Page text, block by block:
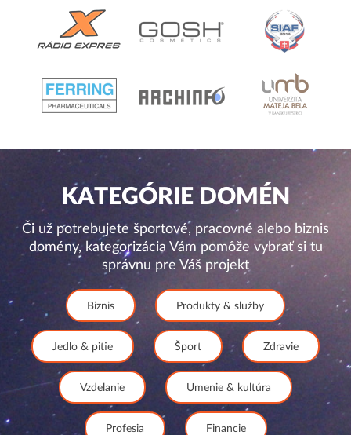
KATEGÓRIE DOMÉN
Či už potrebujete športové, pracovné alebo biznis
domény, kategorizácia Vám pomôže vybrať si tu
správnu pre Váš projekt
Biznis Produkty & služby
Jedlo & pitie Šport Zdravie
Vzdelanie Umenie & kultúra
Profesia Financie